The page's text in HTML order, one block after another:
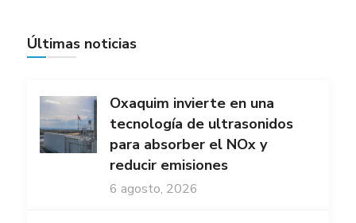
Últimas noticias
Oxaquim invierte en una
tecnología de ultrasonidos
para absorber el NOx y
reducir emisiones
6 agosto, 2026